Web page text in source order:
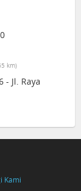
km)
- Jl. Raya
Kami